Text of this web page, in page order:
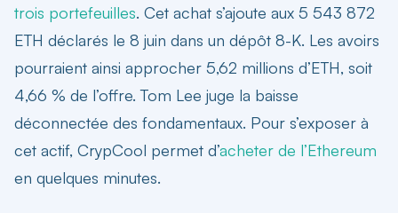
trois portefeuilles. Cet achat s’ajoute aux 5 543 872
ETH déclarés le 8 juin dans un dépôt 8-K. Les avoirs
pourraient ainsi approcher 5,62 millions d’ETH, soit
4,66 % de l’offre. Tom Lee juge la baisse
déconnectée des fondamentaux. Pour s’exposer à
cet actif, CrypCool permet d’acheter de l’Ethereum
en quelques minutes.